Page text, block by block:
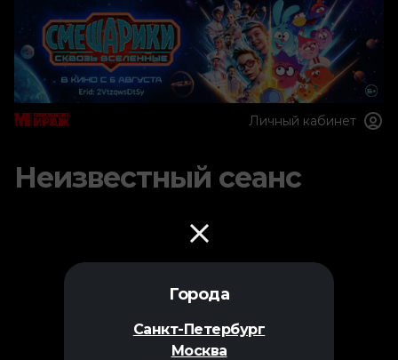
Города
Санкт-Петербург
Москва
Личный кабинет
Неизвестный сеанс